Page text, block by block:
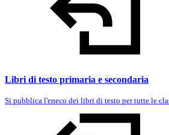
Libri di testo primaria e secondaria
Si pubblica l'eneco dei libri di testo per tutte le